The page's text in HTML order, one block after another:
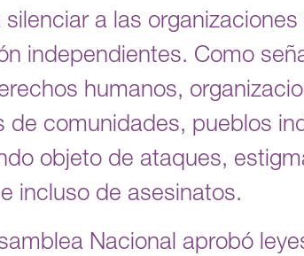
a las
independientes. Como
humanos,
de comunidades, pueblos
objeto de ataques,
incluso de asesinatos.
Nacional aprobó